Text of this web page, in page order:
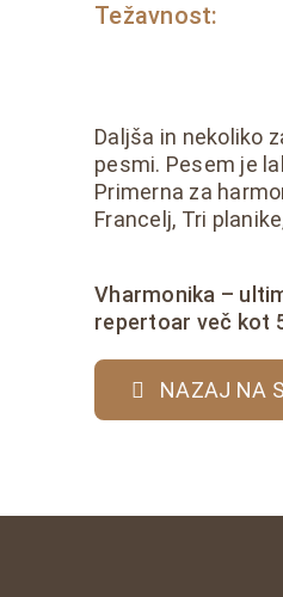
Težavnost:
Daljša in nekoliko
pesmi. Pesem je
Primerna za
Francelj, Tri
Vharmonika –
repertoar več kot
NAZAJ NA